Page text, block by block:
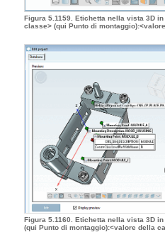
Figura 5.1159. Etichetta nella vista 3D
classe> (qui Punto di
Figura 5.1160. Etichetta nella vista 3D
(qui Punto di montaggio):<valore della